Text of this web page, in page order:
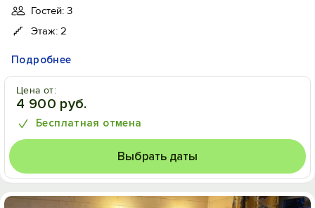
Гостей: 3
Этаж: 2
Подробнее
Цена от:
4 900 руб.
Бесплатная отмена
Выбрать даты